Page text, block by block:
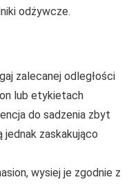
odżywcze.
zalecanej odległości
lub etykietach
do sadzenia zbyt
jednak zaskakująco
wysiej je zgodnie z